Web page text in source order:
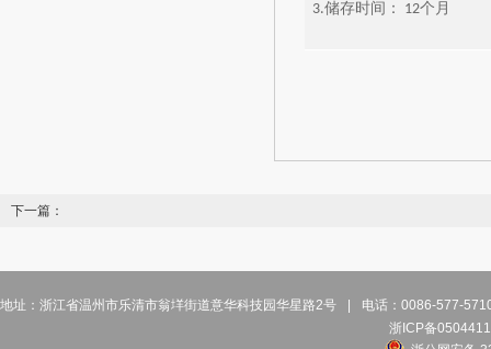
3.储存时间： 12个月
下一篇：
地址：浙江省温州市乐清市翁垟街道意华科技园华星路2号
电话：0086-577-
浙ICP备